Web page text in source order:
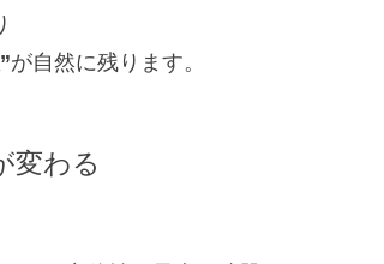
が自然に残ります。
変わる